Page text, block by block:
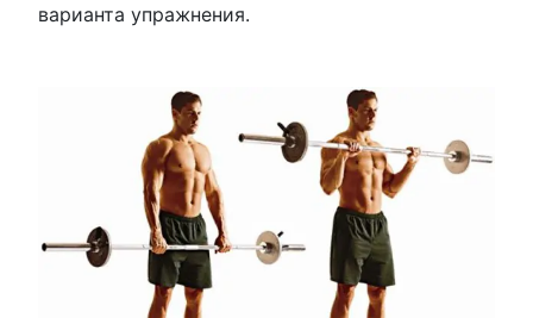
варианта упражнения.